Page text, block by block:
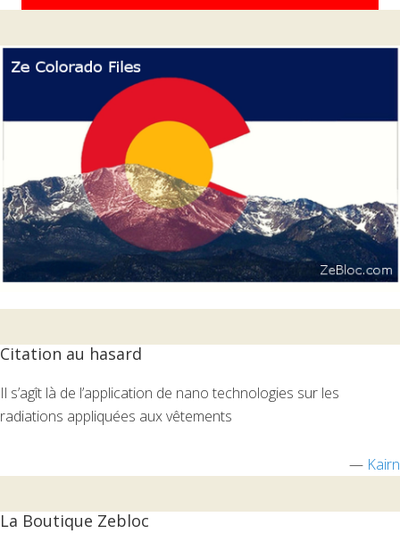
Citation au hasard
Il s’agît là de l’application de nano technologies sur les
radiations appliquées aux vêtements
— Kairn
La Boutique Zebloc